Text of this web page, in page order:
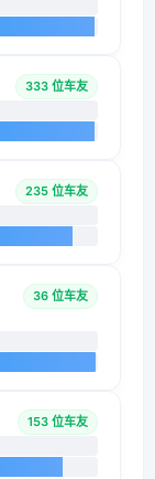
333 位车友
235 位车友
36 位车友
153 位车友